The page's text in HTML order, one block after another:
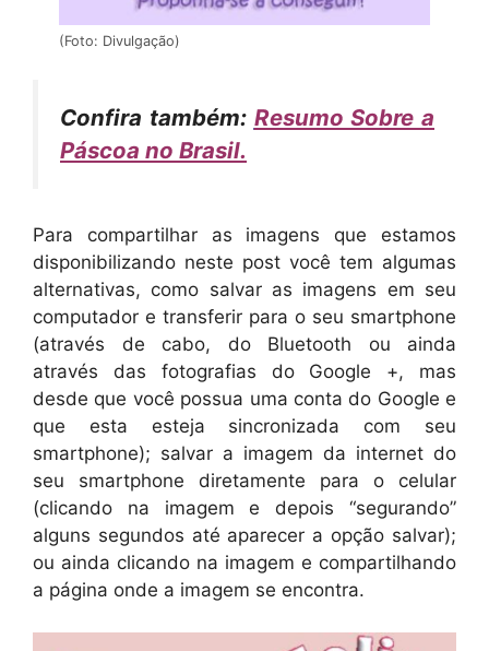
(Foto: Divulgação)
Confira também: Resumo Sobre a
Páscoa no Brasil.
Para compartilhar as imagens que estamos
disponibilizando neste post você tem algumas
alternativas, como salvar as imagens em seu
computador e transferir para o seu smartphone
(através de cabo, do Bluetooth ou ainda
através das fotografias do Google +, mas
desde que você possua uma conta do Google e
que esta esteja sincronizada com seu
smartphone); salvar a imagem da internet do
seu smartphone diretamente para o celular
(clicando na imagem e depois “segurando”
alguns segundos até aparecer a opção salvar);
ou ainda clicando na imagem e compartilhando
a página onde a imagem se encontra.